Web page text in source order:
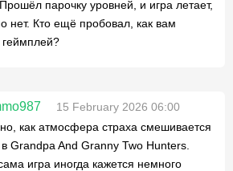
парочку уровней, и игра летает,
нет. Кто ещё пробовал, как вам
15 February 2026 06:00
как атмосфера страха смешивается
Grandpa And Granny Two Hunters.
игра иногда кажется немного